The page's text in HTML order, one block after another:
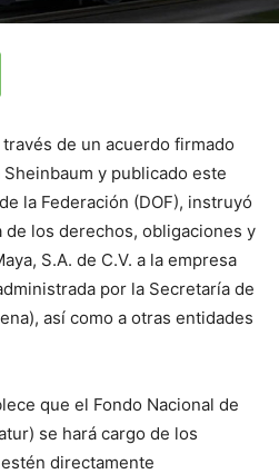
de un acuerdo firmado
y publicado este
la Federación (DOF), instruyó
los derechos, obligaciones y
S.A. de C.V. a la empresa
por la Secretaría de
así como a otras entidades
que el Fondo Nacional de
se hará cargo de los
directamente